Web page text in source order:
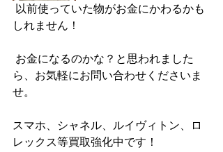
しれません！
ら、お気軽にお問い合わせくださいま
せ。
スマホ、シャネル、ルイヴィトン、ロ
レックス等買取強化中です！